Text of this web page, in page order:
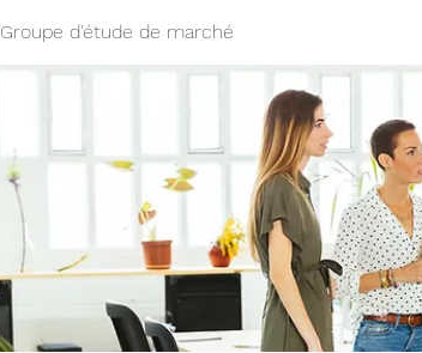
Groupe d'étude de marché